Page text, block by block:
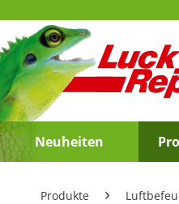
Neuheiten
Produkte